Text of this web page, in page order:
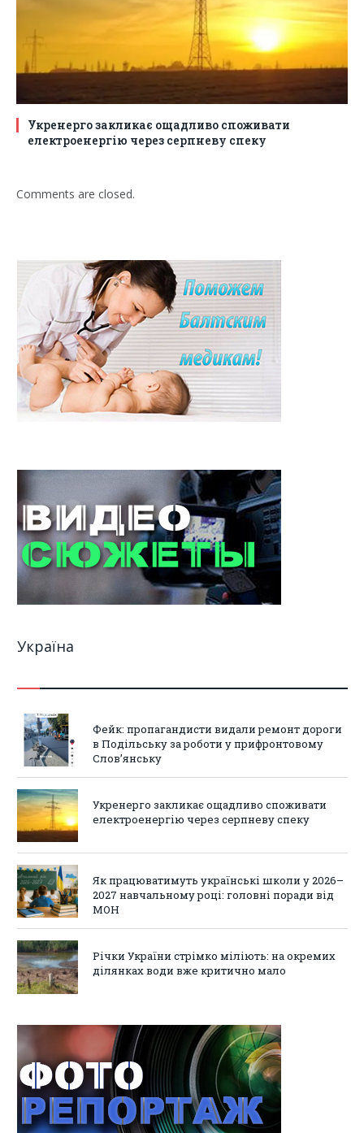
Укренерго закликає ощадливо споживати
електроенергію через серпневу спеку
Comments are closed.
Україна
Фейк: пропагандисти видали ремонт дороги
в Подільську за роботи у прифронтовому
Слов’янську
Укренерго закликає ощадливо споживати
електроенергію через серпневу спеку
Як працюватимуть українські школи у 2026–
2027 навчальному році: головні поради від
МОН
Річки України стрімко міліють: на окремих
ділянках води вже критично мало